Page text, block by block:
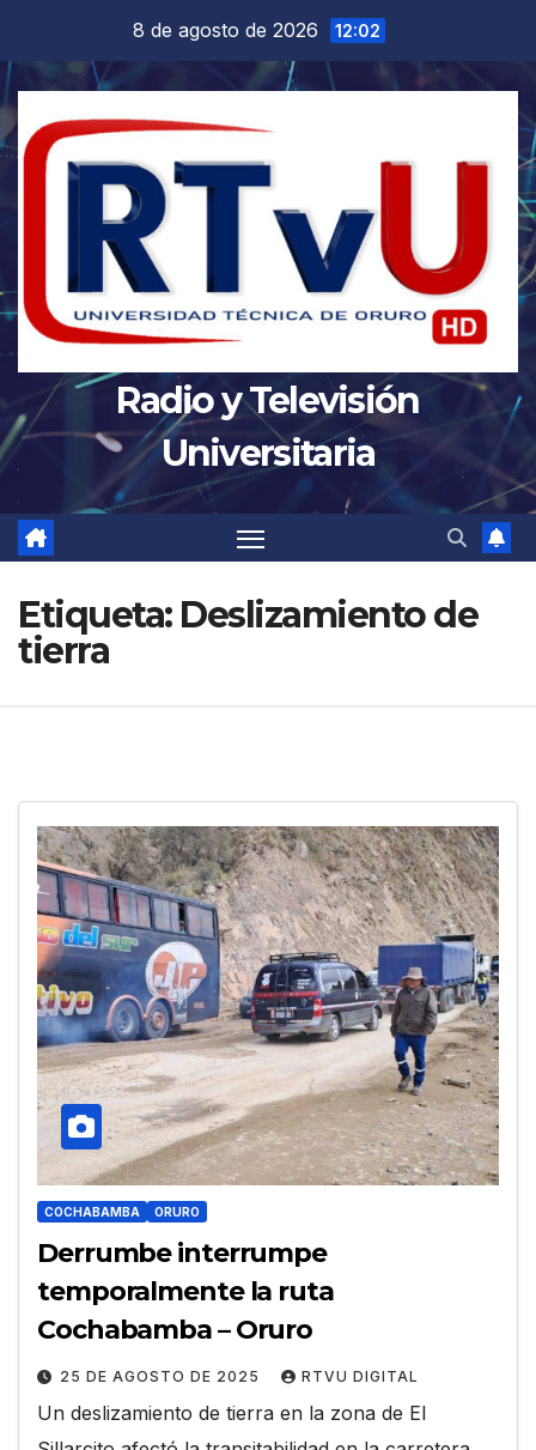
contenido
8 de agosto de 2026 12:02
Radio y Televisión
Universitaria
Etiqueta: Deslizamiento de
tierra
COCHABAMBA ORURO
Derrumbe interrumpe
temporalmente la ruta
Cochabamba – Oruro
25 DE AGOSTO DE 2025 RTVU DIGITAL
Un deslizamiento de tierra en la zona de El